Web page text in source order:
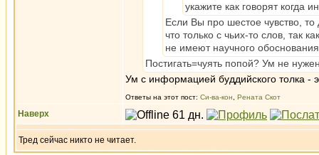
укажите как говорят когда
Если Вы про шестое чувство, то
что только с чьих-то слов, так
не имеют научного
Постигать=чуять попой? Ум не
Ум с информацией буддийского толка -
Ответы на этот пост: Си-ва-кон Рената Скот
Наверх
Тред сейчас никто не читает.